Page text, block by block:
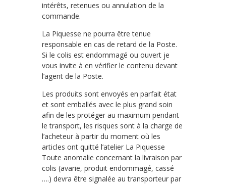
intérêts, retenues ou annulation de la
commande.
La Piquesse ne pourra être tenue
responsable en cas de retard de la Poste.
Si le colis est endommagé ou ouvert je
vous invite à en vérifier le contenu devant
l’agent de la Poste.
Les produits sont envoyés en parfait état
et sont emballés avec le plus grand soin
afin de les protéger au maximum pendant
le transport, les risques sont à la charge de
l’acheteur à partir du moment où les
articles ont quitté l’atelier La Piquesse
Toute anomalie concernant la livraison par
colis (avarie, produit endommagé, cassé
….) devra être signalée au transporteur par